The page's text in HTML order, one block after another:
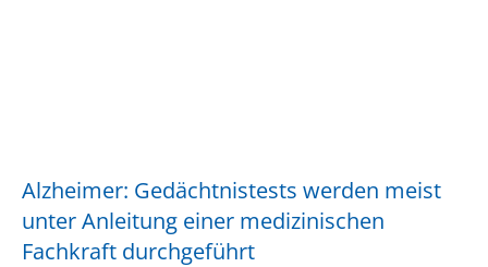
Alzheimer: Gedächtnistests werden meist
unter Anleitung einer medizinischen
Fachkraft durchgeführt